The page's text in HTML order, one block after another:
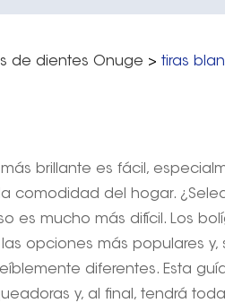
de dientes Onuge > tiras
más brillante es fácil,
comodidad del hogar.
es mucho más difícil. Los
opciones más populares
diferentes. Esta
y, al final, tendrá